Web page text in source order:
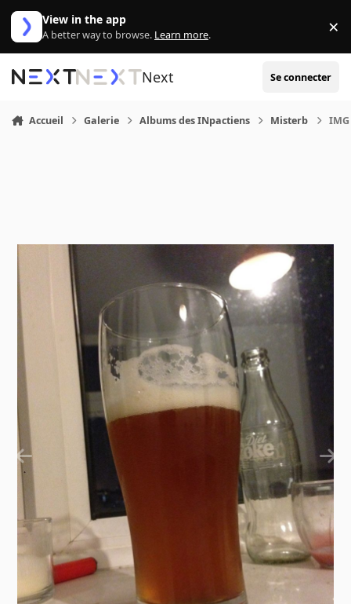
Aller au contenu
View in the app
A better way to browse. Learn more. ×
Next Se connecter
Accueil Galerie Albums des INpactiens Misterb IMG